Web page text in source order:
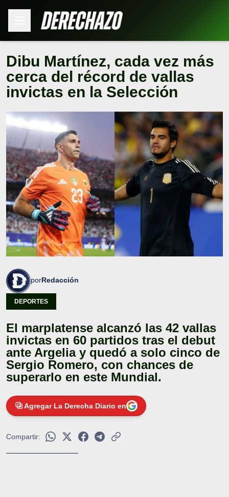
Dibu Martínez, cada vez más
cerca del récord de vallas
invictas en la Selección
porRedacción
DEPORTES
El marplatense alcanzó las 42 vallas
invictas en 60 partidos tras el debut
ante Argelia y quedó a solo cinco de
Sergio Romero, con chances de
superarlo en este Mundial.
Agregar La Derecha Diario en
Compartir: